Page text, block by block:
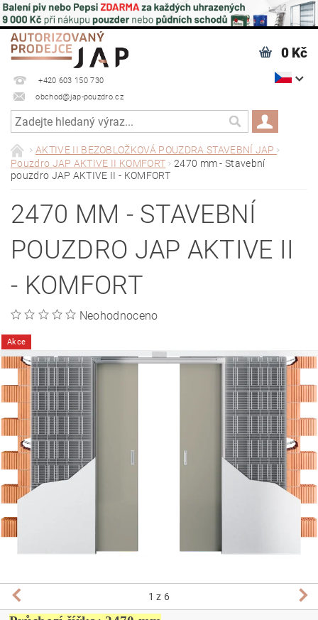
+420 603 150 730
obchod@jap-pouzdro.cz
0 Kč
AKTIVE II BEZOBLOŽKOVÁ POUZDRA STAVEBNÍ JAP
Pouzdro JAP AKTIVE II KOMFORT
2470 mm - Stavební
pouzdro JAP AKTIVE II - KOMFORT
2470 MM - STAVEBNÍ
POUZDRO JAP AKTIVE II
- KOMFORT
Neohodnoceno
Akce
1 z 6